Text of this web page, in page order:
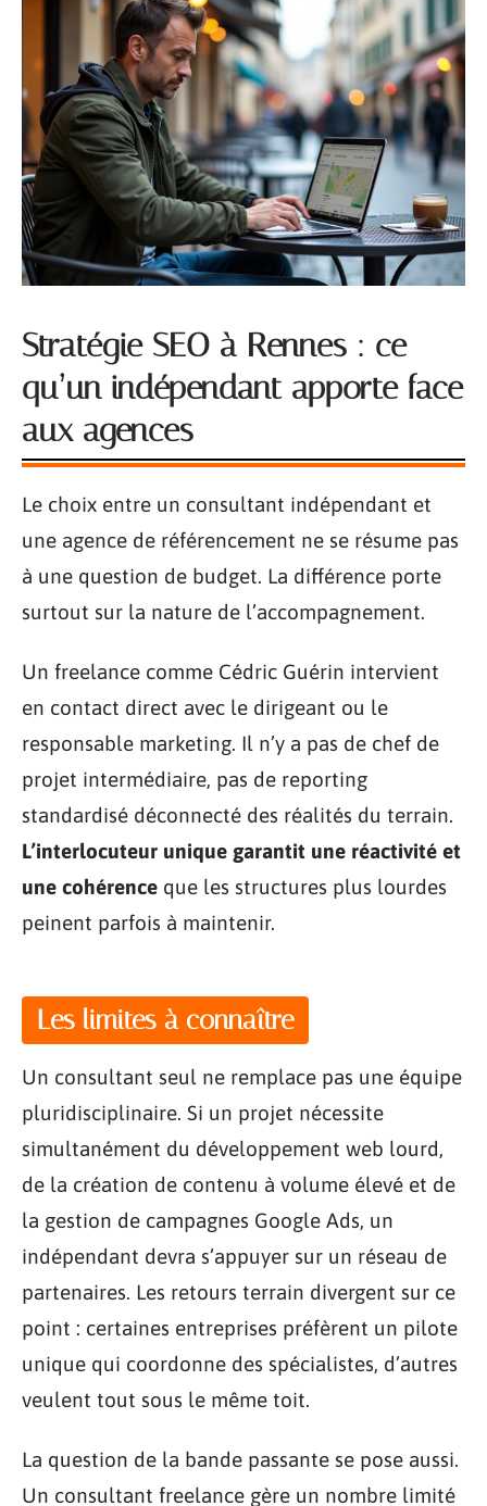
Stratégie SEO à Rennes : ce
qu’un indépendant apporte face
aux agences
Le choix entre un consultant indépendant et
une agence de référencement ne se résume pas
à une question de budget. La différence porte
surtout sur la nature de l’accompagnement.
Un freelance comme Cédric Guérin intervient
en contact direct avec le dirigeant ou le
responsable marketing. Il n’y a pas de chef de
projet intermédiaire, pas de reporting
standardisé déconnecté des réalités du terrain.
L’interlocuteur unique garantit une réactivité et
une cohérence que les structures plus lourdes
peinent parfois à maintenir.
Les limites à connaître
Un consultant seul ne remplace pas une équipe
pluridisciplinaire. Si un projet nécessite
simultanément du développement web lourd,
de la création de contenu à volume élevé et de
la gestion de campagnes Google Ads, un
indépendant devra s’appuyer sur un réseau de
partenaires. Les retours terrain divergent sur ce
point : certaines entreprises préfèrent un pilote
unique qui coordonne des spécialistes, d’autres
veulent tout sous le même toit.
La question de la bande passante se pose aussi.
Un consultant freelance gère un nombre limité